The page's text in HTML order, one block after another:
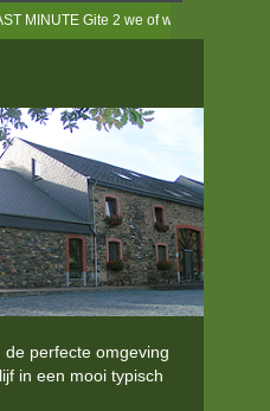
MINUTE Gite 2 we of week 10-12/04
perfecte omgeving
in een mooi typisch